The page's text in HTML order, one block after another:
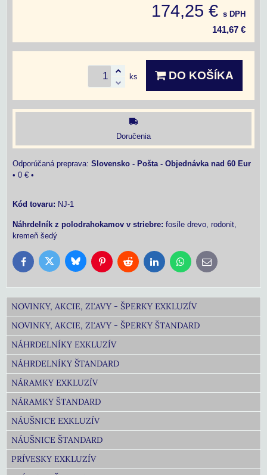
174,25 € s DPH
141,67 €
ks DO KOŠÍKA
Doručenia
Slovensko - Pošta - Objednávka nad 60 Eur
• 0 € •
Kód tovaru: NJ-1
Náhrdelník z polodrahokamov v striebre: fosíle drevo, rodonit,
kremeň šedý
FacebookTwitter BlueskyPinterestReddit LinkedInWhatsApp
E-
mail
NOVINKY, AKCIE, ZĽAVY - ŠPERKY EXKLUZÍV
NOVINKY, AKCIE, ZĽAVY - ŠPERKY ŠTANDARD
NÁHRDELNÍKY EXKLUZÍV
NÁHRDELNÍKY ŠTANDARD
NÁRAMKY EXKLUZÍV
NÁRAMKY ŠTANDARD
NÁUŠNICE EXKLUZÍV
NÁUŠNICE ŠTANDARD
PRÍVESKY EXKLUZÍV